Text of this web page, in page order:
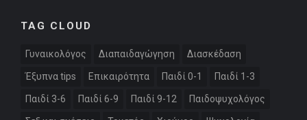
TAG CLOUD
Γυναικολόγος Διαπαιδαγώγηση Διασκέδαση
Έξυπνα tips Επικαιρότητα Παιδί 0-1 Παιδί 1-3
Παιδί 3-6 Παιδί 6-9 Παιδί 9-12 Παιδοψυχολόγος